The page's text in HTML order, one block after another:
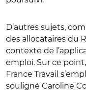
D’autres sujets,
des allocataires du
contexte de
emploi. Sur ce
France Travail
souligné Caroline